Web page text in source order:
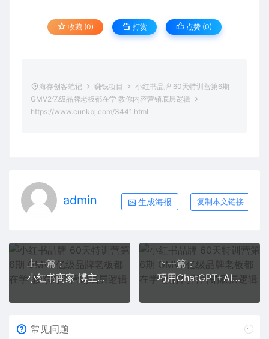
收藏 (0) 打赏 点赞 (0)
海存创客笔记 赚钱项目
小红书品牌 60天特训营第6期
GMV2亿级品牌老板都在学 教你内容营销底层逻辑
https://www.cunkbj.com/3441.html
admin 生成海报 复制本文链接
上一篇：
小红书商家 博主精准引流特训营【4.0】用小红书放大你的生意势能
下一篇：
巧用ChatGPT+AI绘画操作公众号流量主变现项目，发布文章涨粉变现
常见问题